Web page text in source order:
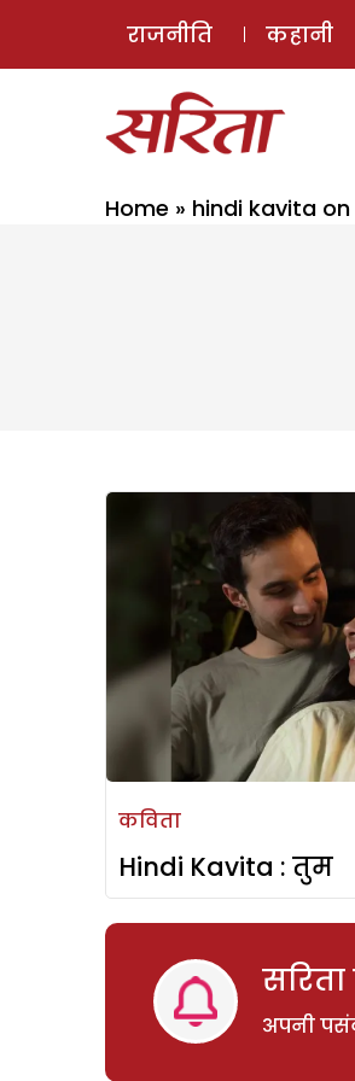
राजनीति कहानी
Home » hindi kavita
कविता
Hindi Kavita : तुम
अपनी